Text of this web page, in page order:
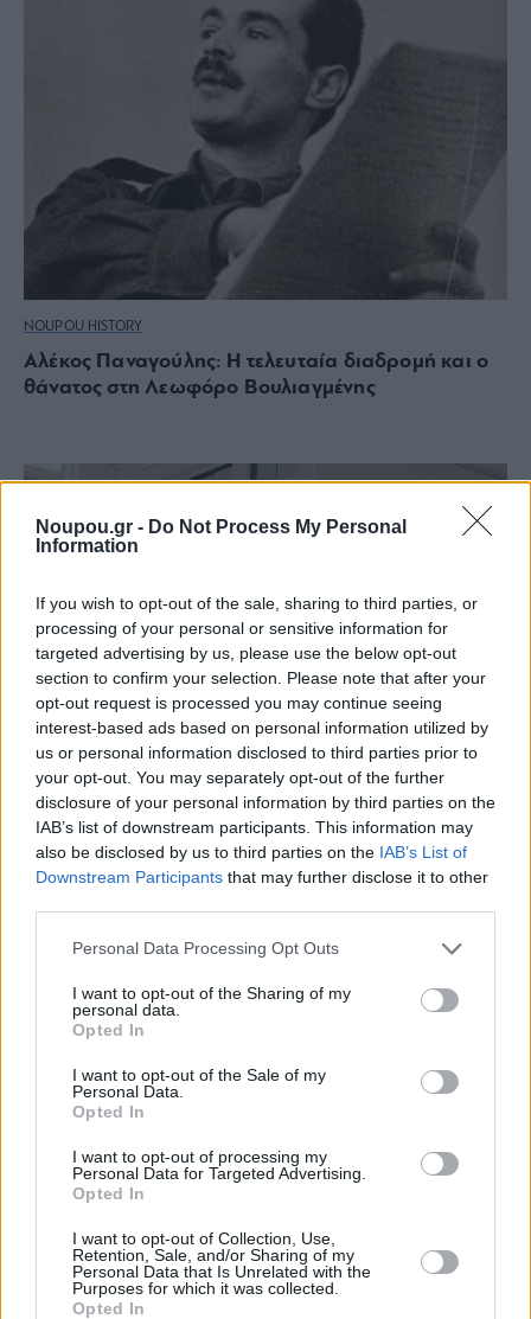
Noupou.gr - Do Not Process My Personal
Information
If you wish to opt-out of the sale, sharing to third parties, or
processing of your personal or sensitive information for
targeted advertising by us, please use the below opt-out
section to confirm your selection. Please note that after your
opt-out request is processed you may continue seeing
interest-based ads based on personal information utilized by
us or personal information disclosed to third parties prior to
your opt-out. You may separately opt-out of the further
disclosure of your personal information by third parties on the
IAB’s list of downstream participants. This information may
also be disclosed by us to third parties on the IAB’s List of
Downstream Participants that may further disclose it to other
Please note that this website/app uses one or more Google
not limited to your visit or usage behaviour. You may click to
grant or deny consent to Google and its third-party tags to
use your data for below specified purposes in below Google
consent section.
Personal Data Processing Opt Outs
I want to opt-out of the Sharing of my
personal data.
Opted In
I want to opt-out of the Sale of my
Personal Data.
Opted In
I want to opt-out of processing my
Personal Data for Targeted Advertising.
Opted In
I want to opt-out of Collection, Use,
Retention, Sale, and/or Sharing of my
Personal Data that Is Unrelated with the
Purposes for which it was collected.
Opted In
NOUPOU HISTORY
Αλέκος Παναγούλης: Η τελευταία διαδρομή και ο
θάνατος στη Λεωφόρο Βουλιαγμένης
SOUTH STORIES
Βενέρης: Η ιστορία του φούρνου που για 40
χρόνια γέμιζε αρώματα και γεύσεις τη Βούλα